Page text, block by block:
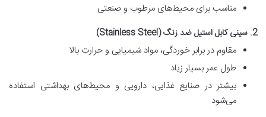
مناسب برای محیط‌های مرطوب و صنعتی
2. سینی کابل استیل ضد زنگ (Stainless Steel)
مقاوم در برابر خوردگی، مواد شیمیایی و حرارت بالا
طول عمر بسیار زیاد
بیشتر در صنایع غذایی، دارویی و محیط‌های بهداشتی استفاده
می‌شود